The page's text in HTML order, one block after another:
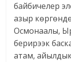
байбичелер
азыр
Осмонаалы,
берирээк
атам,